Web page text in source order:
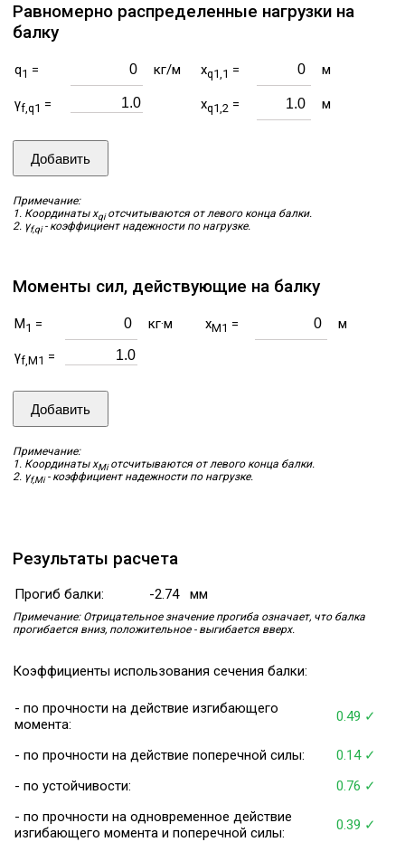
Равномерно распределенные нагрузки на
балку
q1 = кг/м xq1,1 = м
γf,q1 = xq1,2 = м
Добавить
Примечание:
1. Координаты xqiотсчитываются от левого конца балки.
2. γf,qi- коэффициент надежности по нагрузке.
Моменты сил, действующие на балку
M1 = кг·м xM1 =
м
γf,M1 =
Добавить
Примечание:
1. Координаты xMiотсчитываются от левого конца балки.
2. γf,Mi- коэффициент надежности по нагрузке.
Результаты расчета
Прогиб балки: -2.74 мм
Примечание: Отрицательное значение прогиба означает, что балка
прогибается вниз, положительное - выгибается вверх.
Коэффициенты использования сечения балки:
- по прочности на действие изгибающего
момента:
0.49 ✓
- по прочности на действие поперечной силы:
0.14 ✓
- по устойчивости:
0.76 ✓
- по прочности на одновременное действие
изгибающего момента и поперечной силы:
0.39 ✓